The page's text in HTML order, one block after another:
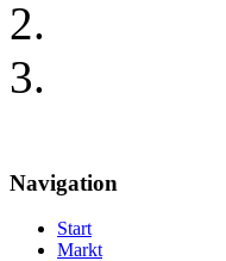
Navigation
Start
Markt